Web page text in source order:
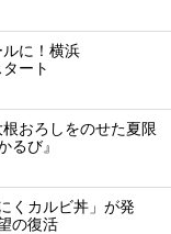
に！横浜
ート
おろしをのせた夏限
るび』
くカルビ丼」が発
の復活